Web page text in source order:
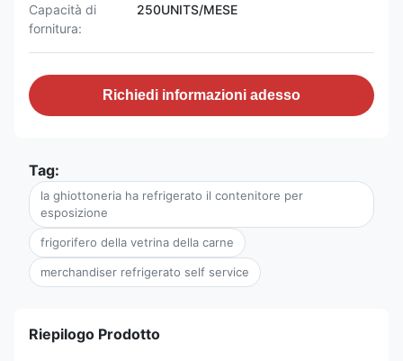
Capacità di
fornitura:
250UNITS/MESE
Richiedi informazioni adesso
Tag:
la ghiottoneria ha refrigerato il contenitore per
esposizione
frigorifero della vetrina della carne
merchandiser refrigerato self service
Riepilogo Prodotto